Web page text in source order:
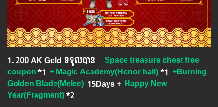
1.​ 200 AK Gold ទទួលបាន
Space treasure chest free
coupon*1 + Magic Academy(Honor hall)*1 +Burning
Golden Blade(Melee) 15Days​​+ Happy New
Year(Fragment)*2